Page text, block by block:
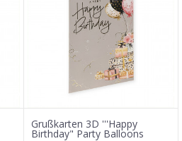
Grußkarten 3D '''Happy
Birthday" Party Balloons